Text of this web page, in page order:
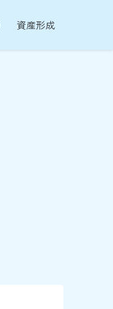
資産形成